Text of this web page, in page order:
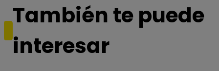
También te puede
interesar